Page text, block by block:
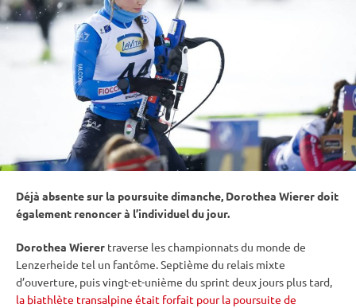
Déjà absente sur la poursuitedimanche, Dorothea Wierer doit
également renoncer à l’individueldu jour.
Dorothea Wierer traverse leschampionnats du monde de
Lenzerheide tel un fantôme. Septième du relais mixte
d’ouverture, puis vingt-et-unième du sprint deux jours plus tard,
la biathlète transalpine était forfait pour la poursuite de